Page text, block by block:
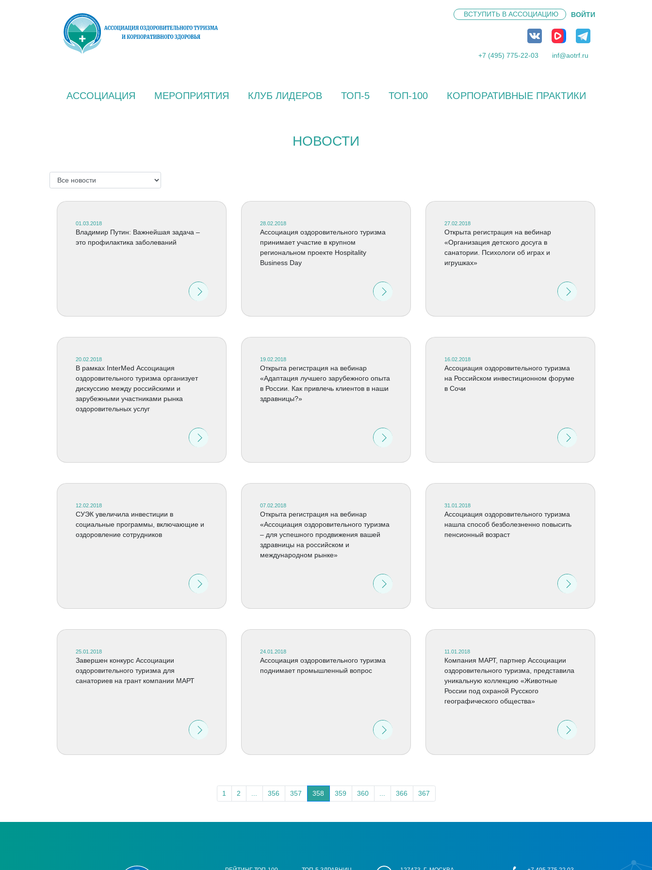
ВСТУПИТЬ В АССОЦИАЦИЮ ВОЙТИ
+7 (495) 775-22-03 inf@aotrf.ru
АССОЦИАЦИЯ МЕРОПРИЯТИЯ КЛУБ ЛИДЕРОВ ТОП-5 ТОП-100 КОРПОРАТИВНЫЕ ПРАКТИКИ
НОВОСТИ
01.03.2018
Владимир Путин: Важнейшая задача –
это профилактика заболеваний
28.02.2018
Ассоциация оздоровительного туризма
принимает участие в крупном
региональном проекте Hospitality
Business Day
27.02.2018
Открыта регистрация на вебинар
«Организация детского досуга в
санатории. Психологи об играх и
игрушках»
20.02.2018
В рамках InterMed Ассоциация
оздоровительного туризма организует
дискуссию между российскими и
зарубежными участниками рынка
оздоровительных услуг
19.02.2018
Открыта регистрация на вебинар
«Адаптация лучшего зарубежного опыта
в России. Как привлечь клиентов в наши
здравницы?»
16.02.2018
Ассоциация оздоровительного туризма
на Российском инвестиционном форуме
в Сочи
12.02.2018
СУЭК увеличила инвестиции в
социальные программы, включающие и
оздоровление сотрудников
07.02.2018
Открыта регистрация на вебинар
«Ассоциация оздоровительного туризма
– для успешного продвижения вашей
здравницы на российском и
международном рынке»
31.01.2018
Ассоциация оздоровительного туризма
нашла способ безболезненно повысить
пенсионный возраст
25.01.2018
Завершен конкурс Ассоциации
оздоровительного туризма для
санаториев на грант компании МАРТ
24.01.2018
Ассоциация оздоровительного туризма
поднимает промышленный вопрос
11.01.2018
Компания МАРТ, партнер Ассоциации
оздоровительного туризма, представила
уникальную коллекцию «Животные
России под охраной Русского
географического общества»
1 2 356 357 358 359 360 366 367